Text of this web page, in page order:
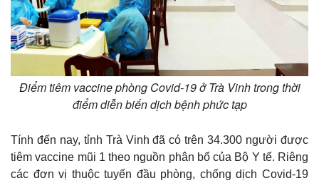
Điểm tiêm vaccine phòng Covid-19 ở Trà Vinh trong thời
điểm diễn biến dịch bệnh phức tạp
Tính đến nay, tỉnh Trà Vinh đã có trên 34.300 người được
tiêm vaccine mũi 1 theo nguồn phân bổ của Bộ Y tế. Riêng
các đơn vị thuộc tuyến đầu phòng, chống dịch Covid-19